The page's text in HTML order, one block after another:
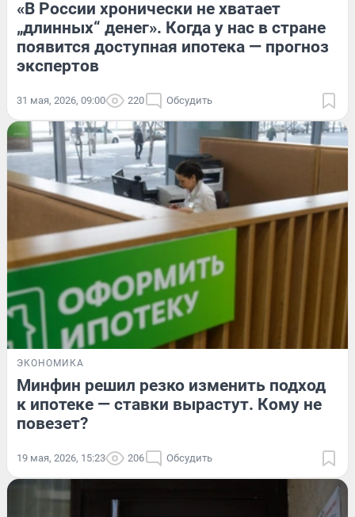
«В России хронически не хватает
„длинных“ денег». Когда у нас в стране
появится доступная ипотека — прогноз
экспертов
31 мая, 2026, 09:00 220 Обсудить
ЭКОНОМИКА
Минфин решил резко изменить подход
к ипотеке — ставки вырастут. Кому не
повезет?
19 мая, 2026, 15:23 206 Обсудить